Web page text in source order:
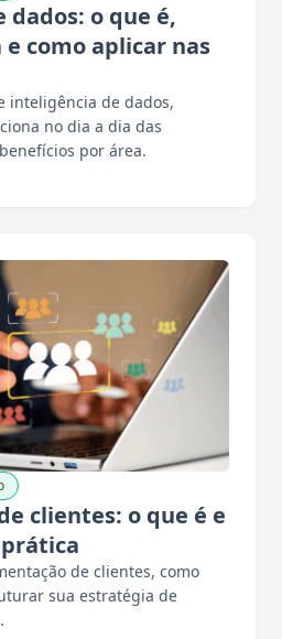
o que é,
como aplicar nas
inteligência de dados,
no dia a dia das
por área.
clientes: o que é e
de clientes, como
sua estratégia de